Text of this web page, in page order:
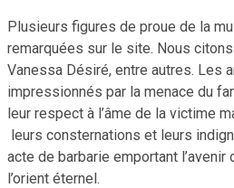
Plusieurs figures de proue de la
remarquées sur le site. Nous
Vanessa Désiré, entre autres. Les
impressionnés par la menace du
leur respect à l’âme de la victime
leurs consternations et leurs
acte de barbarie emportant l’avenir
l’orient éternel.